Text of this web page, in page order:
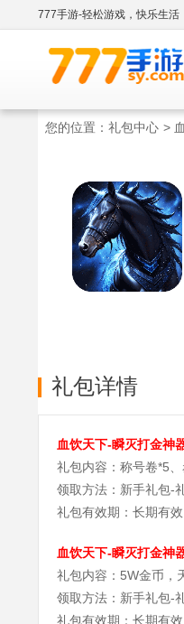
777手游-轻松游戏，快乐生活
您的位置： 礼包中心 >
礼包详情
血饮天下-瞬灭打金神
礼包内容：称号卷*5
领取方法：新手礼包-
礼包有效期：长期有
血饮天下-瞬灭打金神
礼包内容：5W金币，
领取方法：新手礼包-
礼包有效期：长期有